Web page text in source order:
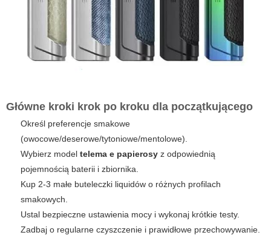
Główne kroki krok po kroku dla początkującego
Określ preferencje smakowe
(owocowe/deserowe/tytoniowe/mentolowe).
Wybierz model telema e papierosy z odpowiednią
pojemnością baterii i zbiornika.
Kup 2-3 małe buteleczki liquidów o różnych profilach
smakowych.
Ustal bezpieczne ustawienia mocy i wykonaj krótkie testy.
Zadbaj o regularne czyszczenie i prawidłowe przechowywanie.